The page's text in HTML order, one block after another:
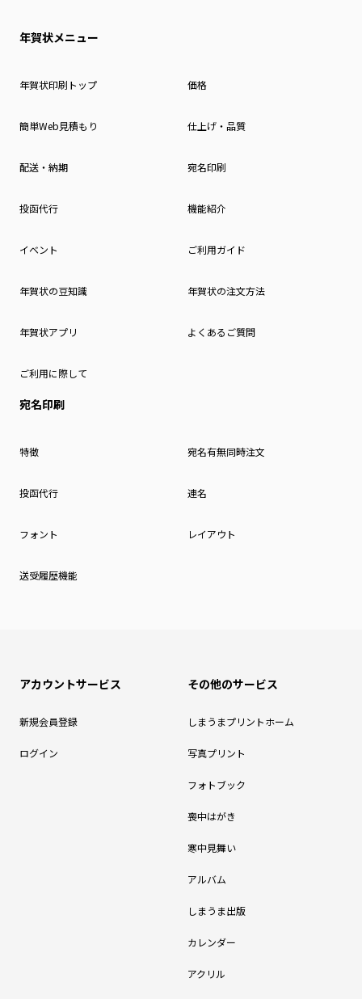
年賀状メニュー
年賀状印刷トップ 価格
簡単Web見積もり 仕上げ・品質
配送・納期 宛名印刷
投函代行 機能紹介
イベント ご利用ガイド
年賀状の豆知識 年賀状の注文方法
年賀状アプリ よくあるご質問
ご利用に際して
宛名印刷
特徴 宛名有無同時注文
投函代行 連名
フォント レイアウト
送受履歴機能
アカウントサービス
新規会員登録
ログイン
その他のサービス
しまうまプリントホーム
写真プリント
フォトブック
喪中はがき
寒中見舞い
アルバム
しまうま出版
カレンダー
アクリル